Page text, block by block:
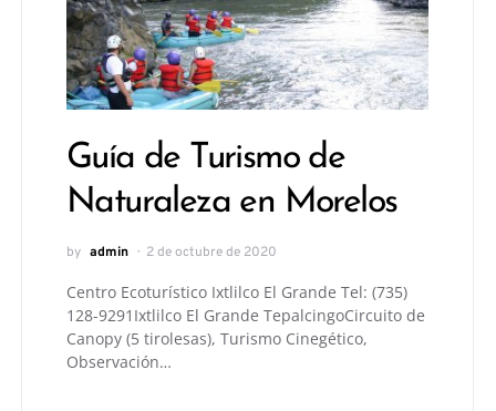
Guía de Turismo de
Naturaleza en Morelos
by admin 2 de octubre de 2020
Centro Ecoturístico Ixtlilco El Grande Tel: (735)
128-9291Ixtlilco El Grande TepalcingoCircuito de
Canopy (5 tirolesas), Turismo Cinegético,
Observación…